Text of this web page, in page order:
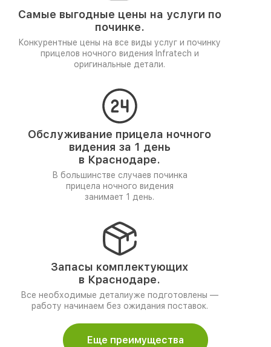
Самые выгодные цены на услуги по
починке.
Конкурентные цены на все виды услуг и починку
прицелов ночного видения Infratech и
оригинальные детали.
Обслуживание прицела ночного
видения за 1 день
в Краснодаре.
В большинстве случаев починка
прицела ночного видения
занимает 1 день.
Запасы комплектующих
в Краснодаре.
Все необходимые деталиуже подготовлены —
работу начинаем без ожидания поставок.
Еще преимущества